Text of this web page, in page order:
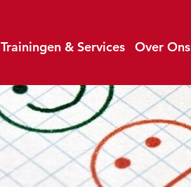
Trainingen & Services Over Ons